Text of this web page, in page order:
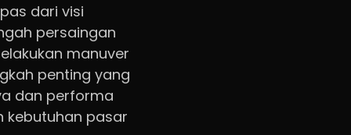
dari visi
persaingan
manuver
penting yang
dan performa
kebutuhan pasar